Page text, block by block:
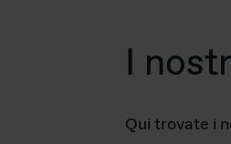
I
Qui trovate i